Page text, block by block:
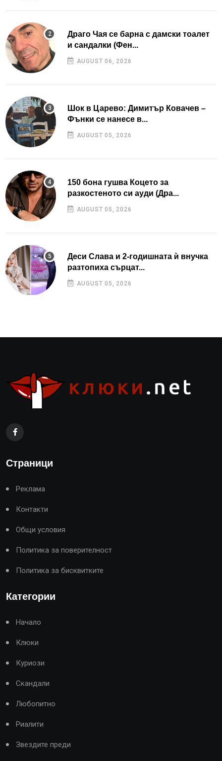
Драго Чая се барна с дамски тоалет
и сандалки (Фен...
AUGUST 06, 2026
Шок в Царево: Димитър Ковачев –
Фънки се нанесе в...
AUGUST 05, 2026
150 бона гушва Коцето за
разкостеното си ауди (Дра...
AUGUST 05, 2026
Деси Слава и 2-годишната ѝ внучка
разтопиха сърцат...
AUGUST 05, 2026
Страници
Реклама
Контакти
Общи условия
Политика за поверителност
Политика за бисквитките
Категории
Начало
Клюки
Куриози
Скандали
Любопитно
Риалити
Звездите преди